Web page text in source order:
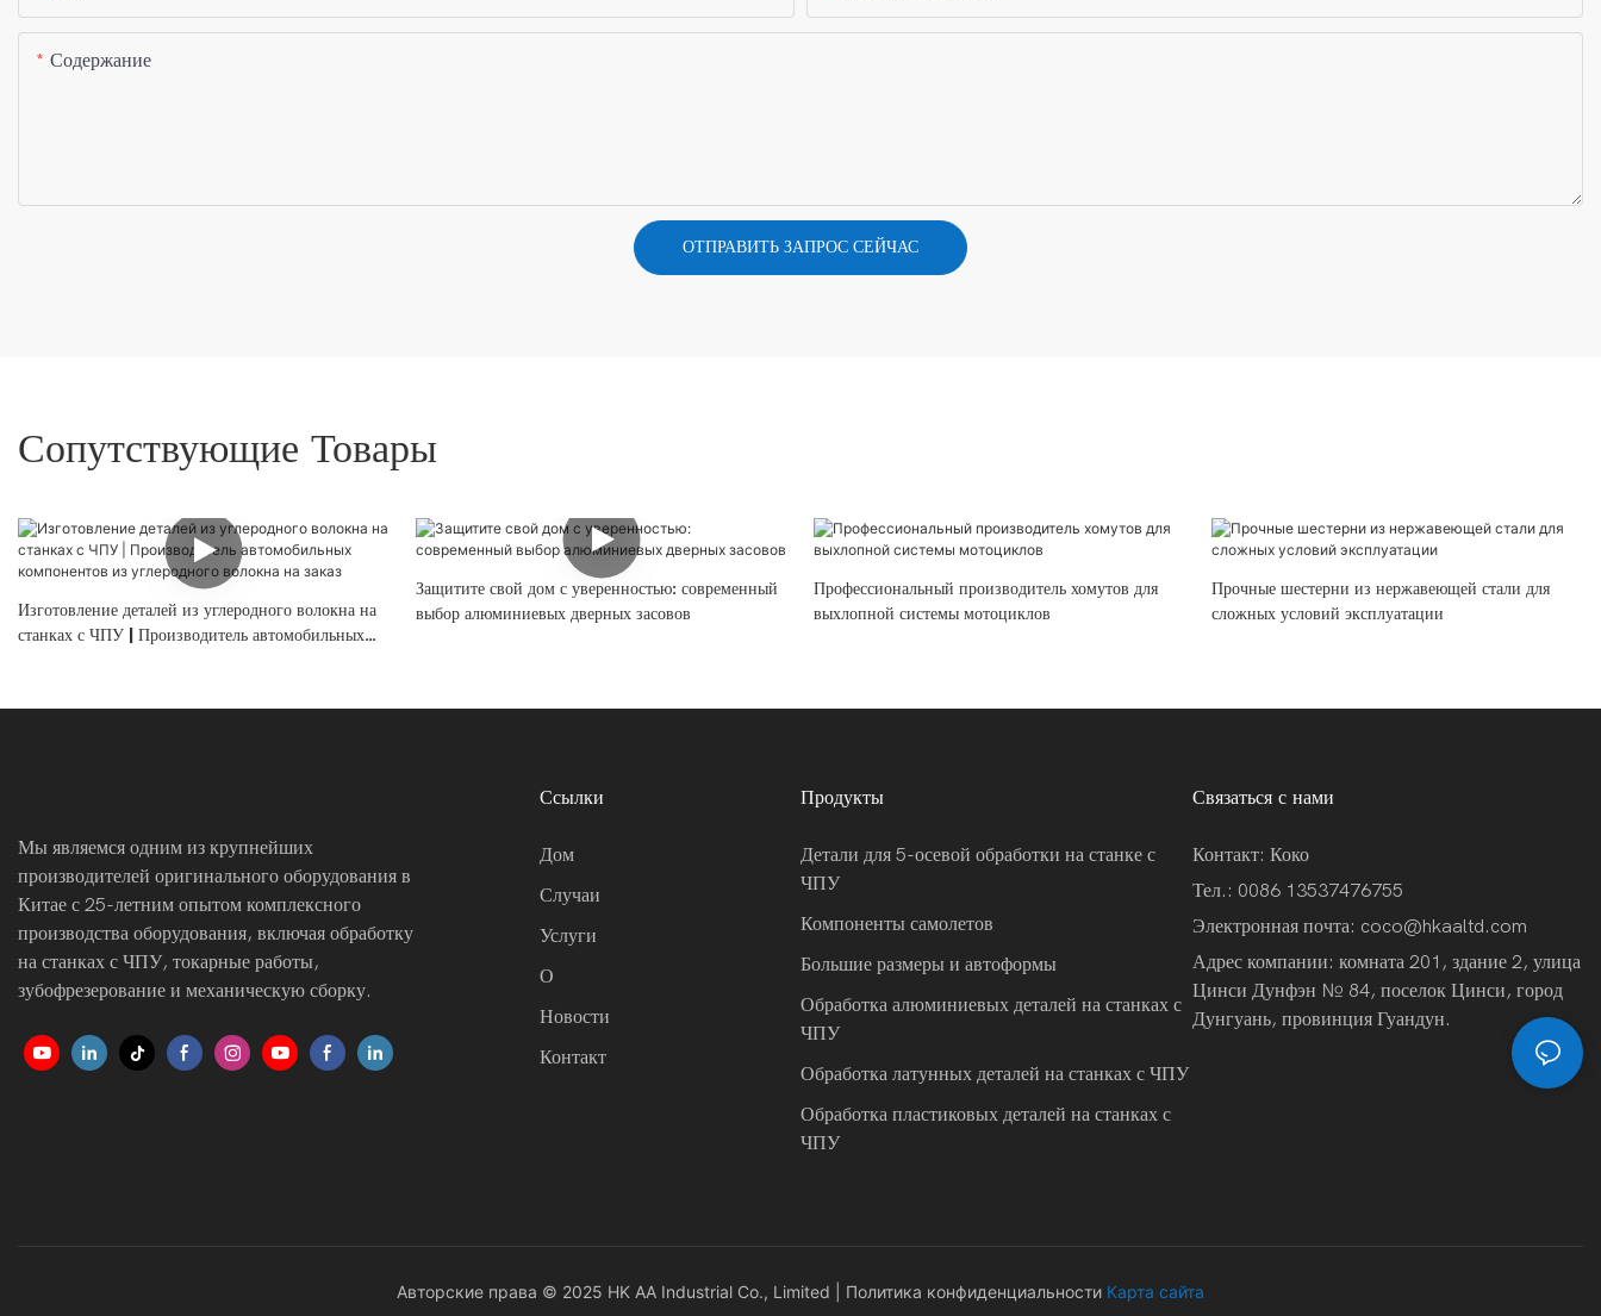
Содержание
ОТПРАВИТЬ ЗАПРОС СЕЙЧАС
Сопутствующие Товары
Изготовление деталей из углеродного волокна на
станках с ЧПУ | Производитель автомобильных
Защитите свой дом с уверенностью: современный
выбор алюминиевых дверных засовов
Профессиональный производитель хомутов для
выхлопной системы мотоциклов
Прочные шестерни из нержавеющей стали для
сложных условий эксплуатации
Мы являемся одним из крупнейших
производителей оригинального оборудования в
Китае с 25-летним опытом комплексного
производства оборудования, включая обработку
на станках с ЧПУ, токарные работы,
зубофрезерование и механическую сборку.
Ссылки
Дом
Случаи
Услуги
О
Новости
Контакт
Продукты
Детали для 5-осевой обработки на станке с
ЧПУ
Компоненты самолетов
Большие размеры и автоформы
Обработка алюминиевых деталей на станках с
ЧПУ
Обработка латунных деталей на станках с ЧПУ
Обработка пластиковых деталей на станках с
ЧПУ
Связаться с нами
Контакт: Коко
Тел.: 0086 13537476755
Электронная почта: coco@hkaaltd.com
Адрес компании: комната 201, здание 2, улица
Цинси Дунфэн № 84, поселок Цинси, город
Дунгуань, провинция Гуандун.
Авторские права © 2025 HK AA Industrial Co., Limited | Политика конфиденциальности Карта сайта